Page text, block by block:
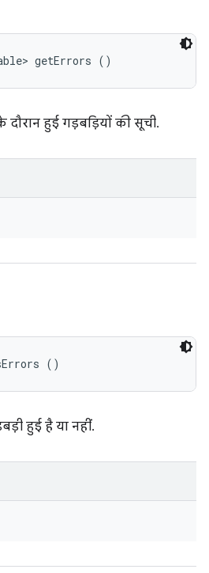
getErrors ()
हुई गड़बड़ियों की सूची.
()
हुई है या नहीं.